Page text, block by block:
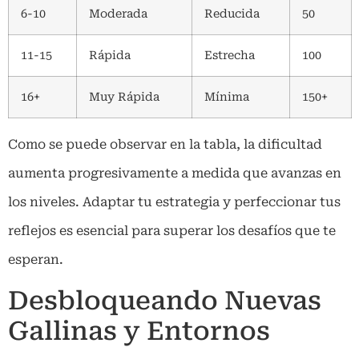
6-10 Moderada Reducida 50
11-15 Rápida Estrecha 100
16+ Muy Rápida Mínima 150+
Como se puede observar en la tabla, la dificultad
aumenta progresivamente a medida que avanzas en
los niveles. Adaptar tu estrategia y perfeccionar tus
reflejos es esencial para superar los desafíos que te
esperan.
Desbloqueando Nuevas
Gallinas y Entornos